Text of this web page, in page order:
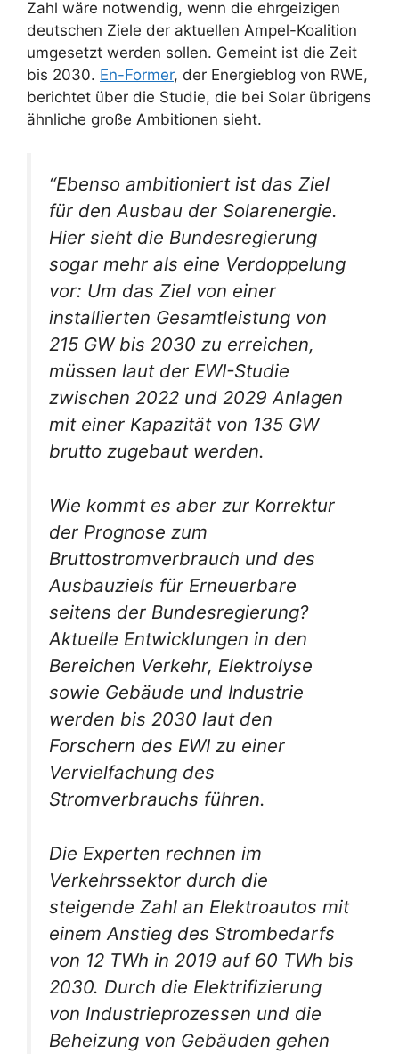
Zahl wäre notwendig, wenn die ehrgeizigen
deutschen Ziele der aktuellen Ampel-Koalition
umgesetzt werden sollen. Gemeint ist die Zeit
bis 2030. En-Former, der Energieblog von RWE,
berichtet über die Studie, die bei Solar übrigens
ähnliche große Ambitionen sieht.
“Ebenso ambitioniert ist das Ziel
für den Ausbau der Solarenergie.
Hier sieht die Bundesregierung
sogar mehr als eine Verdoppelung
vor: Um das Ziel von einer
installierten Gesamtleistung von
215 GW bis 2030 zu erreichen,
müssen laut der EWI-Studie
zwischen 2022 und 2029 Anlagen
mit einer Kapazität von 135 GW
brutto zugebaut werden.
Wie kommt es aber zur Korrektur
der Prognose zum
Bruttostromverbrauch und des
Ausbauziels für Erneuerbare
seitens der Bundesregierung?
Aktuelle Entwicklungen in den
Bereichen Verkehr, Elektrolyse
sowie Gebäude und Industrie
werden bis 2030 laut den
Forschern des EWI zu einer
Vervielfachung des
Stromverbrauchs führen.
Die Experten rechnen im
Verkehrssektor durch die
steigende Zahl an Elektroautos mit
einem Anstieg des Strombedarfs
von 12 TWh in 2019 auf 60 TWh bis
2030. Durch die Elektrifizierung
von Industrieprozessen und die
Beheizung von Gebäuden gehen